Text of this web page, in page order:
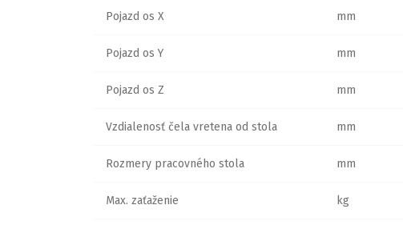
Pojazd os X mm
Pojazd os Y mm
Pojazd os Z mm
Vzdialenosť čela vretena od stola mm
Rozmery pracovného stola mm
Max. zaťaženie kg